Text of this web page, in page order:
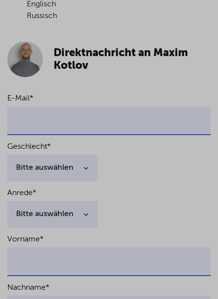
Englisch
Russisch
Direktnachricht an Maxim
Kotlov
E-Mail*
Geschlecht*
Anrede*
Vorname*
Nachname*